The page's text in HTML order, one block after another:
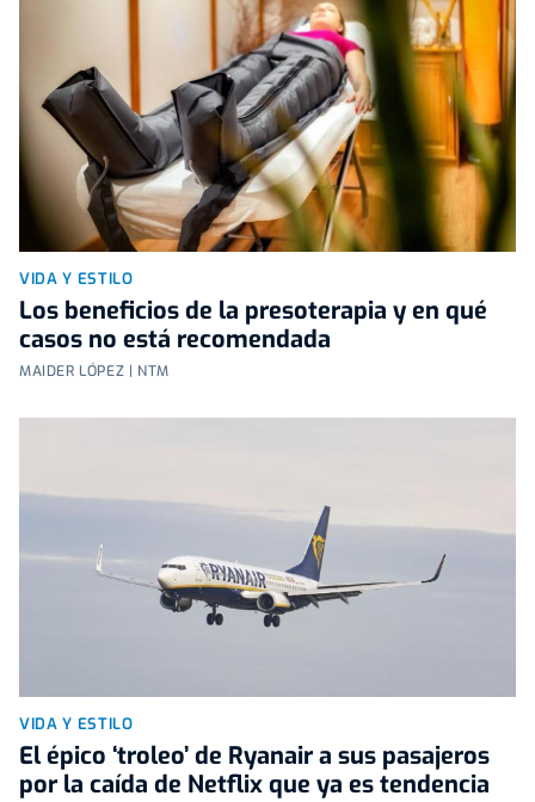
VIDA Y ESTILO
Los beneficios de la presoterapia y en qué
casos no está recomendada
MAIDER LÓPEZ | NTM
VIDA Y ESTILO
El épico ‘troleo’ de Ryanair a sus pasajeros
por la caída de Netflix que ya es tendencia